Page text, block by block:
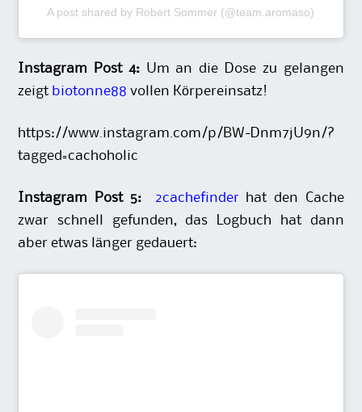
A post shared by Robert Sommer (@team.aromaso)
Instagram Post 4: Um an die Dose zu gelangen
zeigt biotonne88 vollen Körpereinsatz!
https://www.instagram.com/p/BW-Dnm7jU9n/?
tagged=cachoholic
Instagram Post 5: 2cachefinderhat den Cache
zwar schnell gefunden, das Logbuch hat dann
aber etwas länger gedauert: